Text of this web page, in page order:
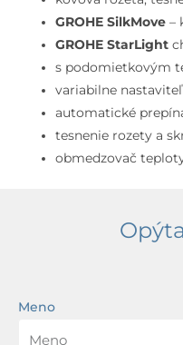
telesom,
chróm
GROHE SilkMove –
GROHE StarLight
s podomietkovým
variabilne
automatické
tesnenie rozety a
obmedzovač
Meno